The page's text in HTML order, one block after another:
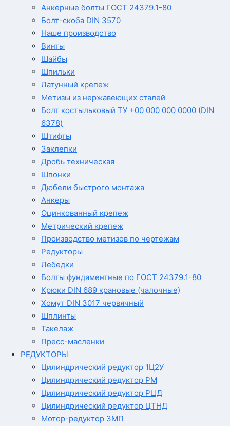
Анкерные болты ГОСТ 24379.1-80
Болт-скоба DIN 3570
Наше производство
Винты
Шайбы
Шпильки
Латунный крепеж
Метизы из нержавеющих сталей
Болт костыльковый ТУ +00 000 000 0000 (DIN
6378)
Штифты
Заклепки
Дробь техническая
Шпонки
Дюбели быстрого монтажа
Анкеры
Оцинкованный крепеж
Метрический крепеж
Производство метизов по чертежам
Редукторы
Лебедки
Болты фундаментные по ГОСТ 24379.1-80
Крюки DIN 689 крановые (чалочные)
Хомут DIN 3017 червячный
Шплинты
Такелаж
Пресс-масленки
РЕДУКТОРЫ
Цилиндрический редуктор 1Ц2У
Цилиндрический редуктор РМ
Цилиндрический редуктор РЦД
Цилиндрический редуктор ЦТНД
Мотор-редуктор 3МП